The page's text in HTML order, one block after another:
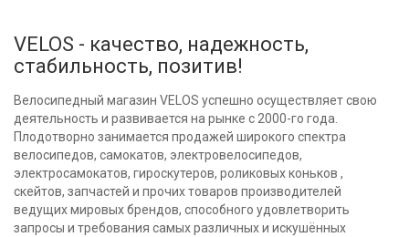
VELOS - качество, надежность,
стабильность, позитив!
Велосипедный магазин VELOS успешно осуществляет свою
деятельность и развивается на рынке с 2000-го года.
Плодотворно занимается продажей широкого спектра
велосипедов, самокатов, электровелосипедов,
электросамокатов, гироскутеров, роликовых коньков ,
скейтов, запчастей и прочих товаров производителей
ведущих мировых брендов, способного удовлетворить
запросы и требования самых различных и искушённых